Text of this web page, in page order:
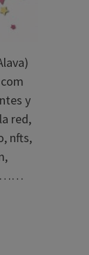
y
red,
nfts,